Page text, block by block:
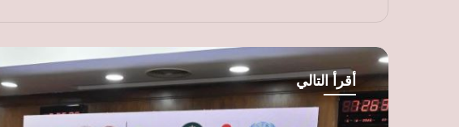
الوي
ب
أقرأ التالي